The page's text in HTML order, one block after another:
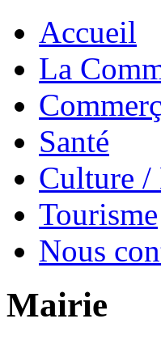
Accueil
La
Santé
Culture /
Tourisme
Nous
Mairie